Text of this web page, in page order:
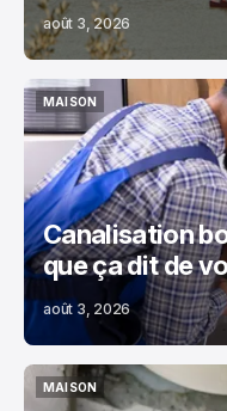
août 3, 2026
MAISON
MAISON
Canalisation
que ça dit de
août 3, 2026
MAISON
MAISON